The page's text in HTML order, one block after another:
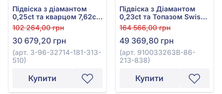
Підвіска з діамантом
0,25ct та кварцом 7,62ct
із червоного золота 585°,
арт. 3-96-32714-181-313-
510
102 264,00 грн
30 679,20 грн
(арт. 3-96-32714-181-313-
510)
Купити
Підвіска з Діамантом
0,23ct та Топазом Swiss
Blue 13,22ct із білого
золота 585°, арт.
910033263В-86-213-838
164 566,00 грн
49 369,80 грн
(арт. 910033263В-86-
213-838)
Купити